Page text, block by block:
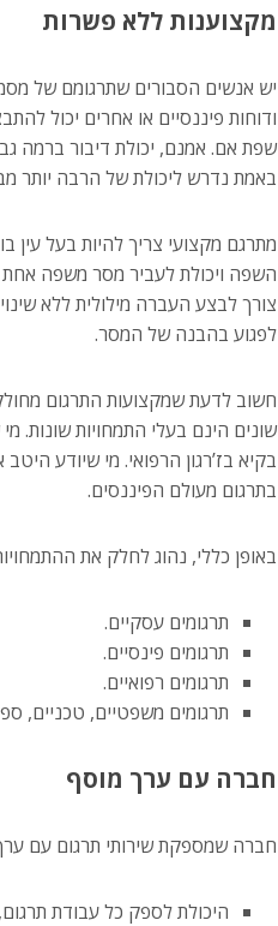
מקצוענות ללא פשרות
יש אנשים הסבורים שתרגומם של
ודוחות פיננסיים או אחרים יכול
שפת אם. אמנם, יכולת דיבור ברמה
באמת נדרש ליכולת של הרבה יותר
מתרגם מקצועי צריך להיות בעל עין
השפה ויכולת לעביר מסר משפה
צורך לבצע העברה מילולית ללא
לפגוע בהבנה של המסר.
חשוב לדעת שמקצועות התרגום
שונים הינם בעלי התמחויות
בקיא בז’רגון הרפואי. מי שיודע
בתרגום מעולם הפיננסים.
באופן כללי, נהוג לחלק את
תרגומים עסקיים.
תרגומים פינסיים.
תרגומים רפואיים.
תרגומים משפטיים, טכניים,
חברה עם ערך מוסף
חברה שמספקת שירותי תרגום עם
היכולת לספק כל עבודת